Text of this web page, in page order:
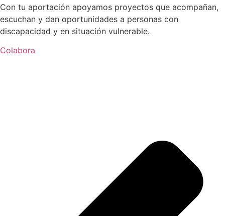
Con tu aportación apoyamos proyectos que acompañan,
escuchan y dan oportunidades a personas con
discapacidad y en situación vulnerable.
Colabora